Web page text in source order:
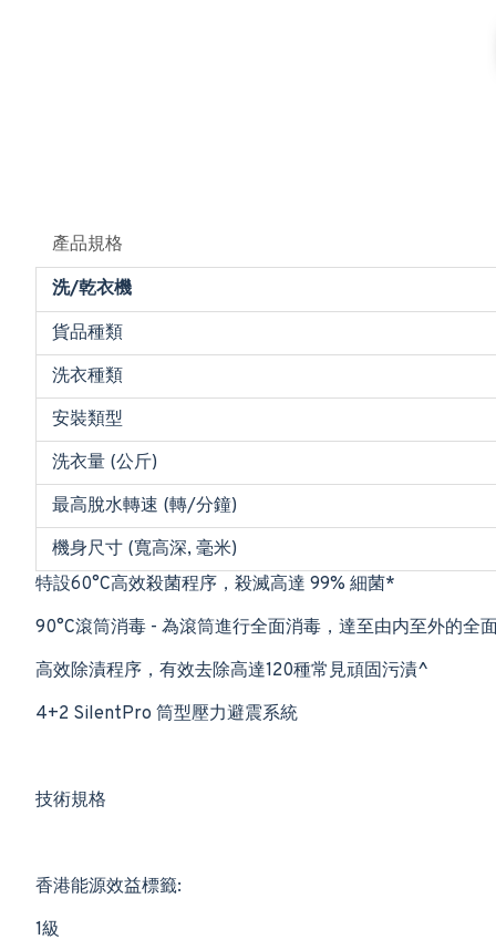
產品規格
洗/乾衣機
貨品種類
洗衣種類
安裝類型
洗衣量 (公斤)
最高脫水轉速 (轉/分鐘)
機身尺寸 (寬高深, 毫米)
特設60°C高效殺菌程序，殺滅高達 99% 細菌*
90°C滾筒消毒 - 為滾筒進行全面消毒，達至由内至外的全
高效除漬程序，有效去除高達120種常見頑固污漬^
4+2 SilentPro 筒型壓力避震系統
技術規格
香港能源效益標籤:
1級